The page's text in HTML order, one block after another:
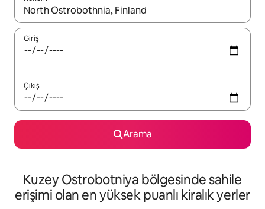
Sonuçlar kullanılabilir olduğunda yukarı ve aşağı oklarıyla
Giriş
Çıkış
Arama
Kuzey Ostrobotniya bölgesinde sahile
erişimi olan en yüksek puanlı kiralık yerler